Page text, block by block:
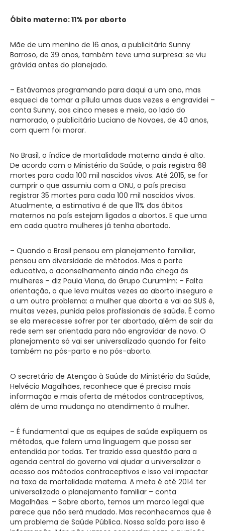
Óbito materno: 11% por aborto
Mãe de um menino de 16 anos, a publicitária Sunny
Barroso, de 39 anos, também teve uma surpresa: se viu
grávida antes do planejado.
– Estávamos programando para daqui a um ano, mas
esqueci de tomar a pílula umas duas vezes e engravidei –
conta Sunny, aos cinco meses e meio, ao lado do
namorado, o publicitário Luciano de Novaes, de 40 anos,
com quem foi morar.
No Brasil, o índice de mortalidade materna ainda é alto.
De acordo com o Ministério da Saúde, o país registra 68
mortes para cada 100 mil nascidos vivos. Até 2015, se for
cumprir o que assumiu com a ONU, o país precisa
registrar 35 mortes para cada 100 mil nascidos vivos.
Atualmente, a estimativa é de que 11% dos óbitos
maternos no país estejam ligados a abortos. E que uma
em cada quatro mulheres já tenha abortado.
– Quando o Brasil pensou em planejamento familiar,
pensou em diversidade de métodos. Mas a parte
educativa, o aconselhamento ainda não chega às
mulheres – diz Paula Viana, do Grupo Curumim: – Falta
orientação, o que leva muitas vezes ao aborto inseguro e
a um outro problema: a mulher que aborta e vai ao SUS é,
muitas vezes, punida pelos profissionais de saúde. É como
se ela merecesse sofrer por ter abortado, além de sair da
rede sem ser orientada para não engravidar de novo. O
planejamento só vai ser universalizado quando for feito
também no pós-parto e no pós-aborto.
O secretário de Atenção à Saúde do Ministério da Saúde,
Helvécio Magalhães, reconhece que é preciso mais
informação e mais oferta de métodos contraceptivos,
além de uma mudança no atendimento à mulher.
– É fundamental que as equipes de saúde expliquem os
métodos, que falem uma linguagem que possa ser
entendida por todas. Ter trazido essa questão para a
agenda central do governo vai ajudar a universalizar o
acesso aos métodos contraceptivos e isso vai impactar
na taxa de mortalidade materna. A meta é até 2014 ter
universalizado o planejamento familiar – conta
Magalhães. – Sobre aborto, temos um marco legal que
parece que não será mudado. Mas reconhecemos que é
um problema de Saúde Pública. Nossa saída para isso é